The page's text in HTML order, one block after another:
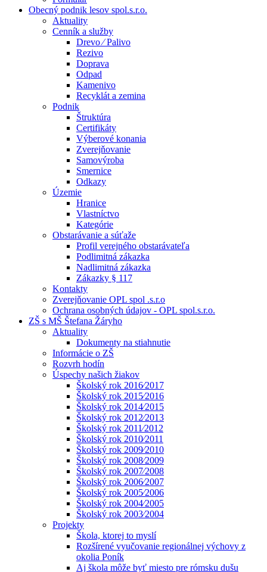
Obecný podnik lesov spol.s.r.o.
Aktuality
Cenník a služby
Drevo ⁄ Palivo
Rezivo
Doprava
Odpad
Kamenivo
Recyklát a zemina
Podnik
Štruktúra
Certifikáty
Výberové konania
Zverejňovanie
Samovýroba
Smernice
Odkazy
Územie
Hranice
Vlastníctvo
Kategórie
Obstarávanie a súťaže
Profil verejného obstarávateľa
Podlimitná zákazka
Nadlimitná zákazka
Zákazky § 117
Kontakty
Zverejňovanie OPL spol .s.r.o
Ochrana osobných údajov - OPL spol.s.r.o.
ZŠ s MŠ Štefana Žáryho
Aktuality
Dokumenty na stiahnutie
Informácie o ZŠ
Rozvrh hodín
Úspechy našich žiakov
Školský rok 2016⁄2017
Školský rok 2015⁄2016
Školský rok 2014⁄2015
Školský rok 2012⁄2013
Školský rok 2011⁄2012
Školský rok 2010⁄2011
Školský rok 2009⁄2010
Školský rok 2008⁄2009
Školský rok 2007⁄2008
Školský rok 2006⁄2007
Školský rok 2005⁄2006
Školský rok 2004⁄2005
Školský rok 2003⁄2004
Projekty
Škola, ktorej to myslí
Rozšírené vyučovanie regionálnej výchovy z
okolia Poník
Aj škola môže byť miesto pre rómsku dušu